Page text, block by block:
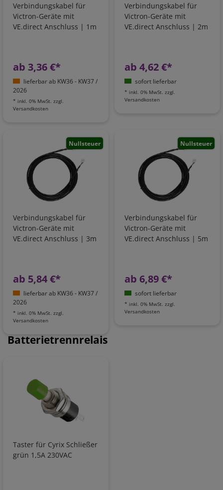
Verbindungskabel für
Victron-Geräte mit
VE.direct Anschluss | 1m
ab 3,36 €*
lieferbar ab KW36 - KW37 /
2026
* inkl. 0% MwSt. zzgl.
Versandkosten
Verbindungskabel für
Victron-Geräte mit
VE.direct Anschluss | 2m
ab 4,62 €*
sofort lieferbar
* inkl. 0% MwSt. zzgl.
Versandkosten
Nullsteuer
Verbindungskabel für
Victron-Geräte mit
VE.direct Anschluss | 3m
ab 5,84 €*
lieferbar ab KW36 - KW37 /
2026
* inkl. 0% MwSt. zzgl.
Versandkosten
Nullsteuer
Verbindungskabel für
Victron-Geräte mit
VE.direct Anschluss | 5m
ab 6,89 €*
sofort lieferbar
* inkl. 0% MwSt. zzgl.
Versandkosten
Batterietrennrelais
Taster für Cyrix Schließer
grün 1,5A 230VAC